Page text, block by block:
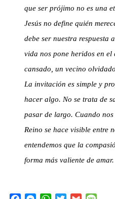
que ser prójimo no es una
Jesús no define quién
debe ser nuestra respuesta
vida nos pone heridos en
cansado, un vecino
La invitación es simple y
hacer algo. No se trata de
pasar de largo. Cuando
Reino se hace visible entre
entendemos que la
forma más valiente de amar.